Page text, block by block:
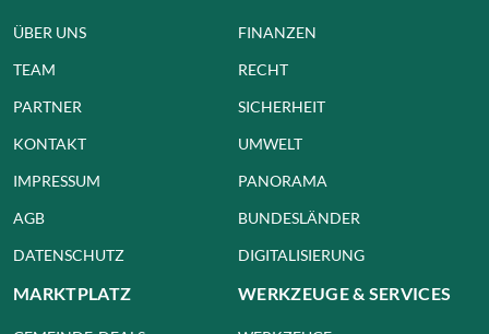
ÜBER UNS
TEAM
PARTNER
KONTAKT
IMPRESSUM
AGB
DATENSCHUTZ
FINANZEN
RECHT
SICHERHEIT
UMWELT
PANORAMA
BUNDESLÄNDER
DIGITALISIERUNG
MARKTPLATZ WERKZEUGE & SERVICES